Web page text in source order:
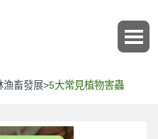
漁畜發展>5大常見植物害蟲